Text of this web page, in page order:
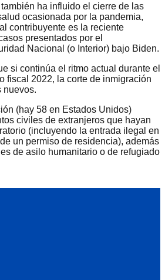
ha influido el cierre de las
ocasionada por la pandemia,
contribuyente es la reciente
presentados por el
Nacional (o Interior) bajo Biden.
si continúa el ritmo actual durante el
fiscal 2022, la corte de inmigración
nuevos.
(hay 58 en Estados Unidos)
civiles de extranjeros que hayan
(incluyendo la entrada ilegal en
un permiso de residencia), además
de asilo humanitario o de refugiado